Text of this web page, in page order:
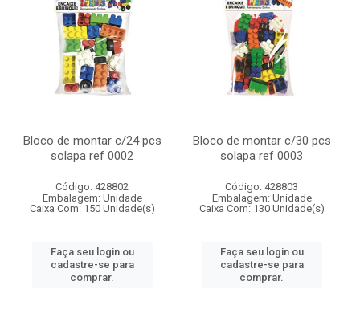
Bloco de montar c/24 pcs
solapa ref 0002
Código: 428802
Embalagem: Unidade
Caixa Com: 150 Unidade(s)
Faça seu login ou
cadastre-se para
comprar.
Bloco de montar c/30 pcs
solapa ref 0003
Código: 428803
Embalagem: Unidade
Caixa Com: 130 Unidade(s)
Faça seu login ou
cadastre-se para
comprar.